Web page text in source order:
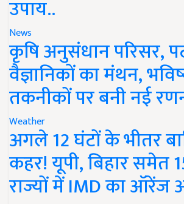
उपाय..
News
कृषि अनुसंधान परिसर,
वैज्ञानिकों का मंथन,
तकनीकों पर बनी नई
Weather
अगले 12 घंटों के भीतर
कहर! यूपी, बिहार समेत
राज्यों में IMD का ऑरेंज